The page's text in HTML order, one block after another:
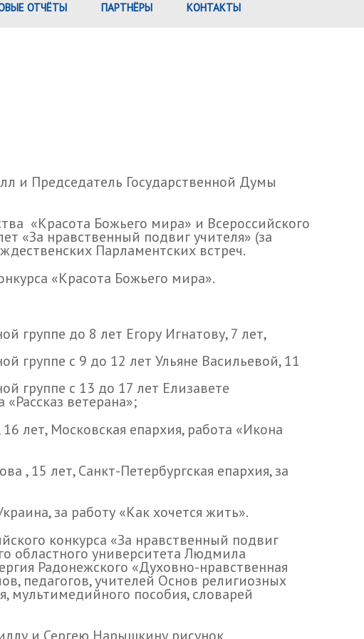
ОТЧЁТЫ ПАРТНЁРЫ КОНТАКТЫ
и Председатель Государственной Думы
«Красота Божьего мира» и Всероссийского
«За нравственный подвиг учителя» (за
Парламентских встреч.
«Красота Божьего мира».
группе до 8 лет Егору Игнатову, 7 лет,
группе с 9 до 12 лет Ульяне Васильевой, 11
группе с 13 до 17 лет Елизавете
ветерана»;
лет, Московская епархия, работа «Икона
, 15 лет, Санкт-Петербургская епархия, за
за работу «Как хочется жить».
конкурса «За нравственный подвиг
областного университета Людмила
Радонежского «Духовно-нравственная
педагогов, учителей Основ религиозных
мультимедийного пособия, словарей